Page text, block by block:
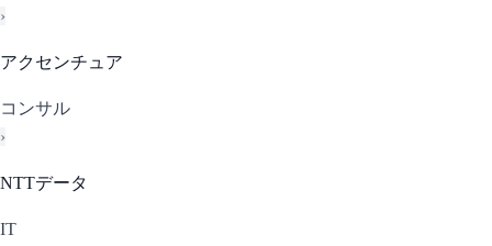
›
アクセンチュア
コンサル
›
NTTデータ
IT